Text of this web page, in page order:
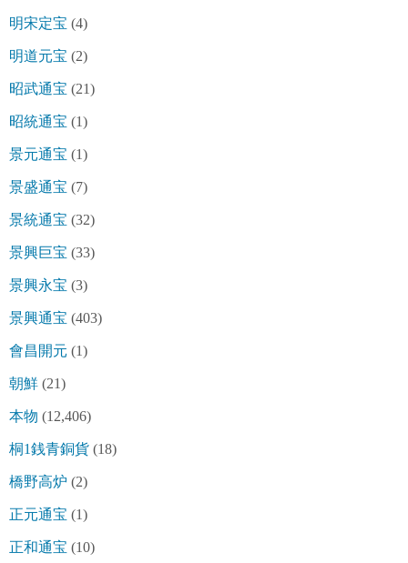
明宋定宝 (4)
明道元宝 (2)
昭武通宝 (21)
昭統通宝 (1)
景元通宝 (1)
景盛通宝 (7)
景統通宝 (32)
景興巨宝 (33)
景興永宝 (3)
景興通宝 (403)
會昌開元 (1)
朝鮮 (21)
本物 (12,406)
桐1銭青銅貨 (18)
橋野高炉 (2)
正元通宝 (1)
正和通宝 (10)